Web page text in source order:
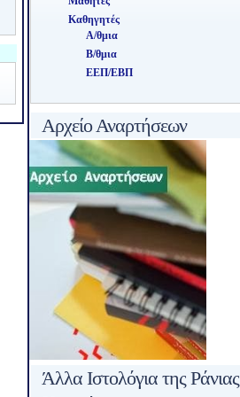
Καθηγητές
Α/θμια
Β/θμια
ΕΕΠ/ΕΒΠ
Αρχείο Αναρτήσεων
Άλλα Ιστολόγια της Ράνιας